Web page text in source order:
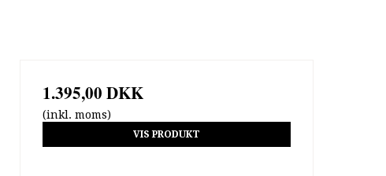
1.395,00 DKK
(inkl. moms)
VIS PRODUKT